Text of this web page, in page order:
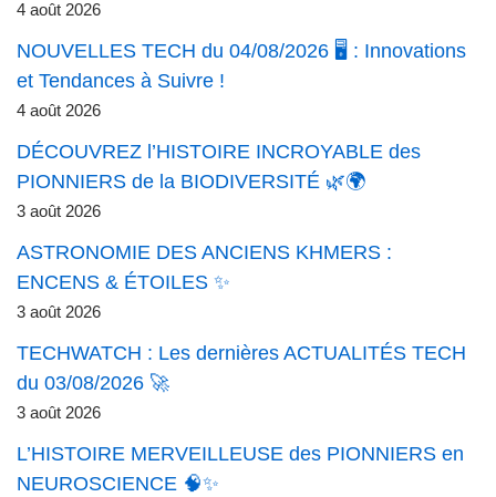
4 août 2026
NOUVELLES TECH du 04/08/2026 🖥️ : Innovations
et Tendances à Suivre !
4 août 2026
DÉCOUVREZ l’HISTOIRE INCROYABLE des
PIONNIERS de la BIODIVERSITÉ 🌿🌍
3 août 2026
ASTRONOMIE DES ANCIENS KHMERS :
ENCENS & ÉTOILES ✨
3 août 2026
TECHWATCH : Les dernières ACTUALITÉS TECH
du 03/08/2026 🚀
3 août 2026
L’HISTOIRE MERVEILLEUSE des PIONNIERS en
NEUROSCIENCE 🧠✨